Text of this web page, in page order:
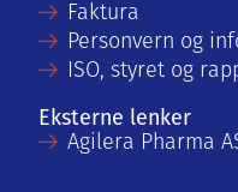
Faktura
Personvern og
ISO, styret og
Eksterne lenker
Agilera Pharma